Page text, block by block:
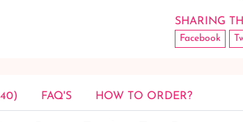
SHARING
Facebook
FAQ'S HOW TO ORDER?